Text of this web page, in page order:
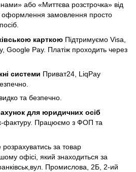
або «Миттєва розстрочка» від
оформлення замовлення просто
карткою Підтримуємо Visa,
Google Pay. Платіж проходить через
системи Приват24, LiqPay
та безпечно.
для юридичних осіб
фактуру. Працюємо з ФОП та
за товар
офісі, який знаходиться за
Промислова, 2Б, 2-ий